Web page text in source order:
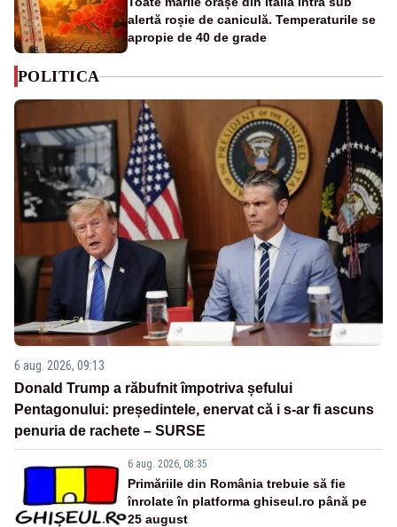
alertă roșie de caniculă. Temperaturile se
apropie de 40 de grade
POLITICA
6 aug. 2026, 09:13
Donald Trump a răbufnit împotriva șefului
Pentagonului: președintele, enervat că i s-ar fi ascuns
penuria de rachete – SURSE
6 aug. 2026, 08:35
Primăriile din România trebuie să fie
înrolate în platforma ghiseul.ro până pe
25 august